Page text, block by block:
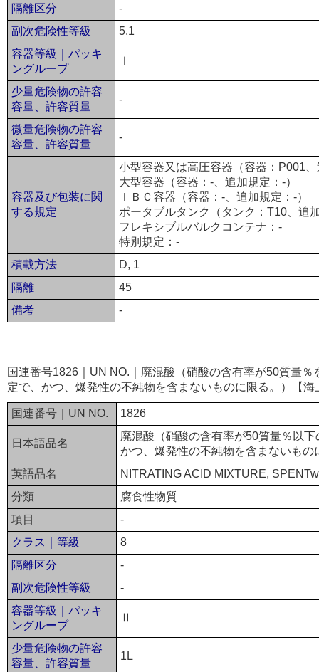
隔離区分
-
副次危険性等級
5.1
容器等級｜パッキ
ングループ
Ⅰ
少量危険物の許容
容量、許容質量
-
微量危険物の許容
容量、許容質量
-
容器及び包装に関
する規定
小型容器又は高圧容器（容器：P001
大型容器（容器：-、追加規定：-）
ＩＢＣ容器（容器：-、追加規定：-）
ポータブルタンク（タンク：T10、追
フレキシブルバルクコンテナ：-
特別規定：-
積載方法
D, 1
隔離
45
備考
-
国連番号1826｜UN NO.｜廃混酸（硝酸の含有率が50質量
定で、かつ、爆発性の不純物を含まないものに限る。）【海
国連番号｜UN NO. 1826
日本語品名
廃混酸（硝酸の含有率が50質量％以
かつ、爆発性の不純物を含まないもの
英語品名
NITRATING ACID MIXTURE,
分類
腐食性物質
項目
-
クラス｜等級
8
隔離区分
-
副次危険性等級
-
容器等級｜パッキ
ングループ
Ⅱ
少量危険物の許容
容量、許容質量
1L